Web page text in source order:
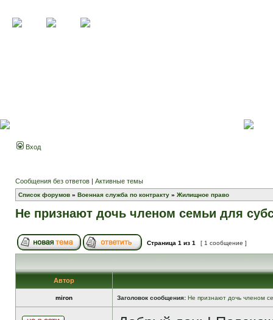
Вход
Сообщения без ответов | Активные темы
Список форумов » Военная служба по контракту » Жилищное право
Не признают дочь членом семьи для
Страница 1 из 1 [ 1 сообщение ]
Автор
miron Заголовок сообщения: Не признают дочь членом